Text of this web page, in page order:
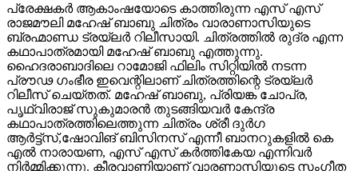
പ്രേക്ഷകർ ആകാംഷയോടെ കാത്തിരുന്ന എസ് എസ്
രാജമൗലി മഹേഷ് ബാബു ചിത്രം വാരാണാസിയുടെ
ബ്രഹ്മാണ്ഡ ട്രയ്ലർ റിലീസായി. ചിത്രത്തിൽ രുദ്ര എന്ന
കഥാപാത്രമായി മഹേഷ് ബാബു എത്തുന്നു.
ഹൈദരാബാദിലെ റാമോജി ഫിലിം സിറ്റിയിൽ നടന്ന
പ്രൗഢ ഗംഭീര ഇവെന്റിലാണ് ചിത്രത്തിന്റെ ട്രയ്ലർ
റിലീസ് ചെയ്തത്. മഹേഷ് ബാബു, പ്രിയങ്ക ചോപ്ര,
പൃഥ്വിരാജ് സുകുമാരൻ തുടങ്ങിയവർ കേന്ദ്ര
കഥാപാത്രത്തിലെത്തുന്ന ചിത്രം ശ്രീ ദുർഗ
ആർട്ട്സ്,ഷോവിങ് ബിസിനസ് എന്നീ ബാനറുകളിൽ കെ
എൽ നാരായണ, എസ് എസ് കർത്തികേയ എന്നിവർ
നിർമ്മിക്കുന്നു. കീരവാണിയാണ് വാരണാസിയുടെ സംഗീത